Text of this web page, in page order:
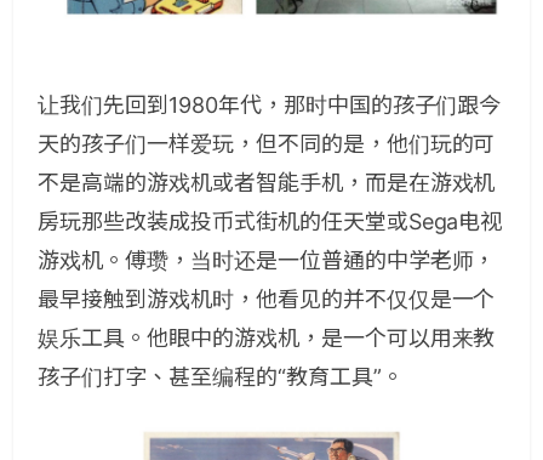
让我们先回到1980年代，那时中国的孩子们跟今
天的孩子们一样爱玩，但不同的是，他们玩的可
不是高端的游戏机或者智能手机，而是在游戏机
房玩那些改装成投币式街机的任天堂或Sega电视
游戏机。傅瓒，当时还是一位普通的中学老师，
最早接触到游戏机时，他看见的并不仅仅是一个
娱乐工具。他眼中的游戏机，是一个可以用来教
孩子们打字、甚至编程的“教育工具”。